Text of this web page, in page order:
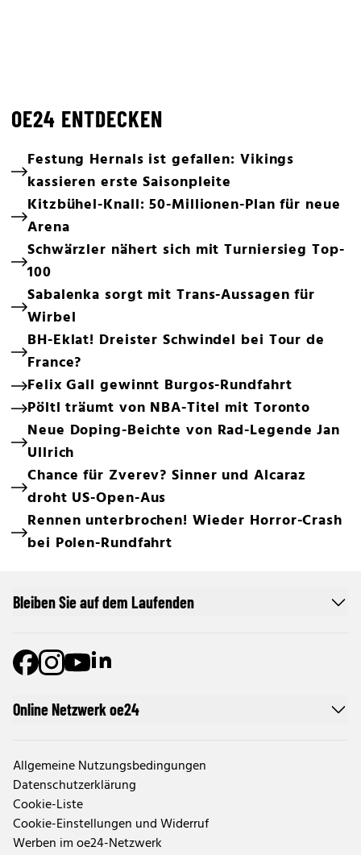
OE24 ENTDECKEN
Festung Hernals ist gefallen: Vikings
kassieren erste Saisonpleite
Kitzbühel-Knall: 50-Millionen-Plan für neue
Arena
Schwärzler nähert sich mit Turniersieg Top-
100
Sabalenka sorgt mit Trans-Aussagen für
Wirbel
BH-Eklat! Dreister Schwindel bei Tour de
France?
Felix Gall gewinnt Burgos-Rundfahrt
Pöltl träumt von NBA-Titel mit Toronto
Neue Doping-Beichte von Rad-Legende Jan
Ullrich
Chance für Zverev? Sinner und Alcaraz
droht US-Open-Aus
Rennen unterbrochen! Wieder Horror-Crash
bei Polen-Rundfahrt
Online Netzwerk oe24
Allgemeine Nutzungsbedingungen
Datenschutzerklärung
Cookie-Liste
Cookie-Einstellungen und Widerruf
Werben im oe24-Netzwerk
Bleiben Sie auf dem Laufenden